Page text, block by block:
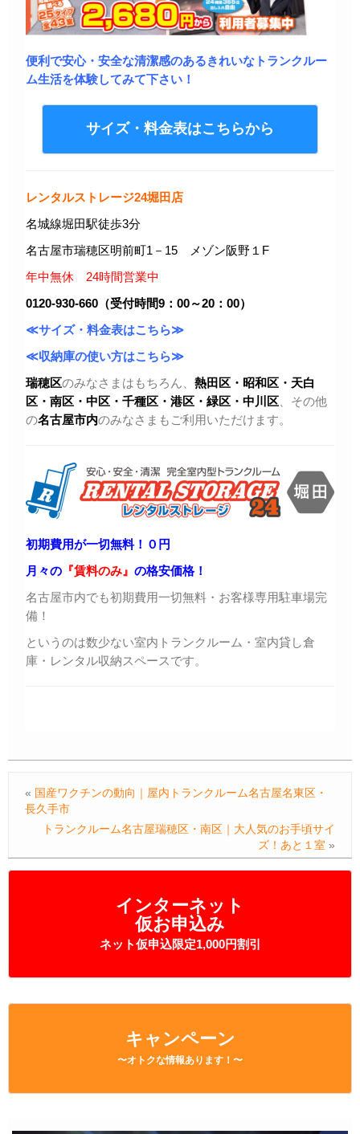
インターネット
仮お申込み
ネット仮申込限定1,000円割引
キャンペーン
〜オトクな情報あります！〜
便利で安心・安全な清潔感のあるきれいなトランクルー
ム生活を体験してみて下さい！
サイズ・料金表はこちらから
レンタルストレージ24堀田店
名城線堀田駅徒歩3分
名古屋市瑞穂区明前町1－15 メゾン阪野１F
年中無休 24時間営業中
0120-930-660（受付時間9：00～20：00）
≪サイズ・料金表はこちら≫
≪収納庫の使い方はこちら≫
瑞穂区のみなさまはもちろん、 熱田区・昭和区・天白
区・ 南区・中区・千種区・港区・緑区・中川区 、その他
の名古屋市内のみなさまもご利用いただけます。
初期費用が一切無料！０円
月々の 『賃料のみ』 の格安価格！
名古屋市内でも初期費用一切無料・お客様専用駐車場完
備！
というのは数少ない室内トランクルーム・室内貸し倉
庫・レンタル収納スペースです。
« 国産ワクチンの動向｜屋内トランクルーム名古屋名東区・
長久手市
トランクルーム名古屋瑞穂区・南区｜大人気のお手頃サイ
ズ！あと１室 »